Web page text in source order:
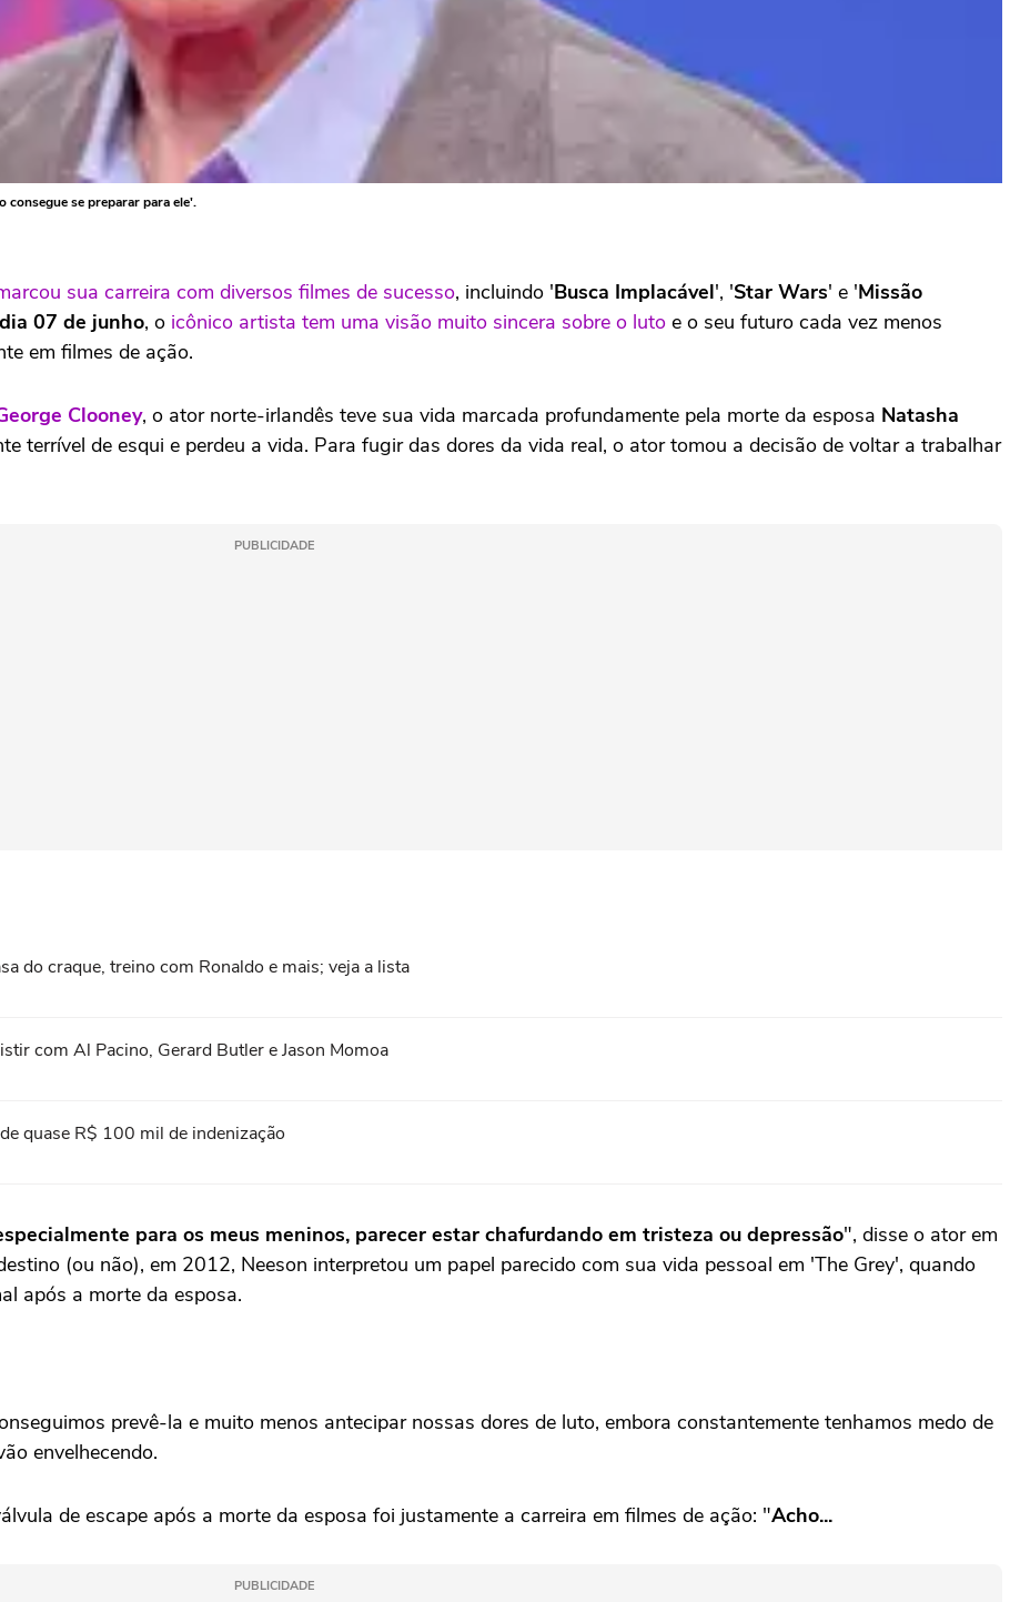
consegue se preparar para ele'.
sua carreira com diversos filmes de sucesso, incluindo 'Busca Implacável', 'Star Wars' e 'Missão
07 de junho, o icônico artista tem uma visão muito sincera sobre o luto e o seu futuro cada vez menos
em filmes de ação.
Clooney, o ator norte-irlandês teve sua vida marcada profundamente pela morte da esposa Natasha
terrível de esqui e perdeu a vida. Para fugir das dores da vida real, o ator tomou a decisão de voltar a trabalhar
PUBLICIDADE
do craque, treino com Ronaldo e mais; veja a lista
com Al Pacino, Gerard Butler e Jason Momoa
quase R$ 100 mil de indenização
para os meus meninos, parecer estar chafurdando em tristeza ou depressão", disse o ator em
(ou não), em 2012, Neeson interpretou um papel parecido com sua vida pessoal em 'The Grey', quando
após a morte da esposa.
prevê-la e muito menos antecipar nossas dores de luto, embora constantemente tenhamos medo de
envelhecendo.
de escape após a morte da esposa foi justamente a carreira em filmes de ação: "Acho...
PUBLICIDADE